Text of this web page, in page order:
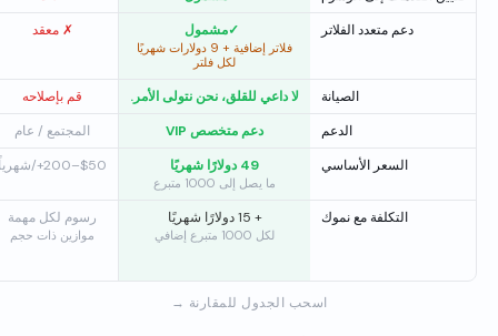
دعم متعدد الفلاتر
✓مشمول
فلاتر إضافية + 9 دولارات شهريًا
لكل فلتر
✗ معقد
الصيانة لا داعي للقلق، نحن نتولى الأمر.
قم بإصلاحه
الدعم
دعم متخصص VIP
المجتمع / عام
السعر الأساسي
49 دولارًا شهريًا
ما يصل إلى 1000 متبرع
$50–200+/شهرياً
التكلفة مع نموك + 15 دولارًا شهريًا
لكل 1000 متبرع إضافي
رسوم لكل مهمة
موازين ذات حجم
اسحب الجدول للمقارنة →